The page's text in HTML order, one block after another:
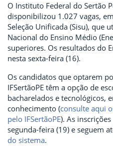
O Instituto Federal do Sertão
disponibilizou 1.027 vagas,
Seleção Unificada (Sisu), que
Nacional do Ensino Médio
superiores. Os resultados do
nesta sexta-feira (16).
Os candidatos que optarem
IFSertãoPE têm a opção de
bacharelados e tecnológicos,
conhecimento (consulte aqui
pelo IFSertãoPE). As
segunda-feira (19) e seguem
do sistema.